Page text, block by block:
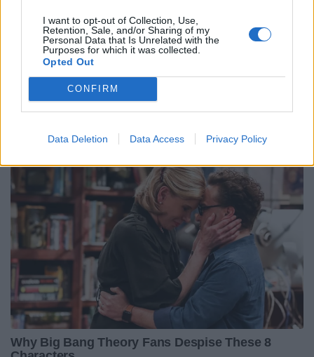
I want to opt-out of Collection, Use,
Retention, Sale, and/or Sharing of my
Personal Data that Is Unrelated with the
Purposes for which it was collected.
Opted Out
CONFIRM
Data Deletion Data Access Privacy Policy